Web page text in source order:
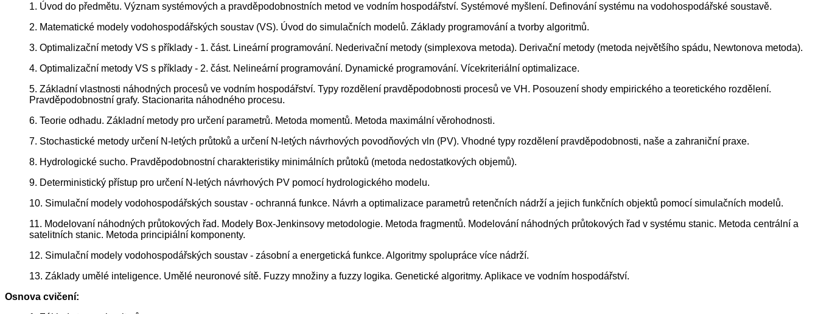
1. Úvod do předmětu. Význam systémových a pravděpodobnostních metod ve vodním hospodářství. Systémové myšlení. Definování systému na vodohospodářské soustavě.
2. Matematické modely vodohospodářských soustav (VS). Úvod do simulačních modelů. Základy programování a tvorby algoritmů.
3. Optimalizační metody VS s příklady - 1. část. Lineární programování. Nederivační metody (simplexova metoda). Derivační metody (metoda největšího spádu, Newtonova metoda).
4. Optimalizační metody VS s příklady - 2. část. Nelineární programování. Dynamické programování. Vícekriteriální optimalizace.
5. Základní vlastnosti náhodných procesů ve vodním hospodářství. Typy rozdělení pravděpodobnosti procesů ve VH. Posouzení shody empirického a teoretického rozdělení.
Pravděpodobnostní grafy. Stacionarita náhodného procesu.
6. Teorie odhadu. Základní metody pro určení parametrů. Metoda momentů. Metoda maximální věrohodnosti.
7. Stochastické metody určení N-letých průtoků a určení N-letých návrhových povodňových vln (PV). Vhodné typy rozdělení pravděpodobnosti, naše a zahraniční praxe.
8. Hydrologické sucho. Pravděpodobnostní charakteristiky minimálních průtoků (metoda nedostatkových objemů).
9. Deterministický přístup pro určení N-letých návrhových PV pomocí hydrologického modelu.
10. Simulační modely vodohospodářských soustav - ochranná funkce. Návrh a optimalizace parametrů retenčních nádrží a jejich funkčních objektů pomocí simulačních modelů.
11. Modelovaní náhodných průtokových řad. Modely Box-Jenkinsovy metodologie. Metoda fragmentů. Modelování náhodných průtokových řad v systému stanic. Metoda centrální a
satelitních stanic. Metoda principiální komponenty.
12. Simulační modely vodohospodářských soustav - zásobní a energetická funkce. Algoritmy spolupráce více nádrží.
13. Základy umělé inteligence. Umělé neuronové sítě. Fuzzy množiny a fuzzy logika. Genetické algoritmy. Aplikace ve vodním hospodářství.
Osnova cvičení: